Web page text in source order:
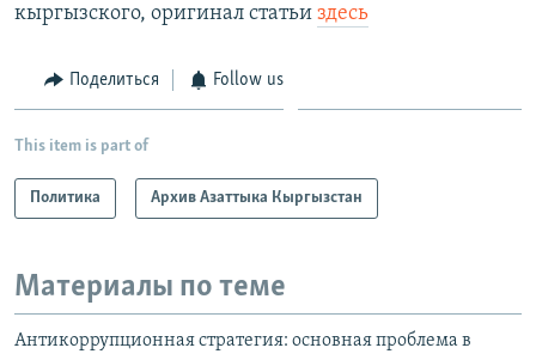
кыргызского, оригинал статьи здесь
Поделиться Follow us
This item is part of
Политика Архив Азаттыка Кыргызстан
Материалы по теме
Антикоррупционная стратегия: основная проблема в